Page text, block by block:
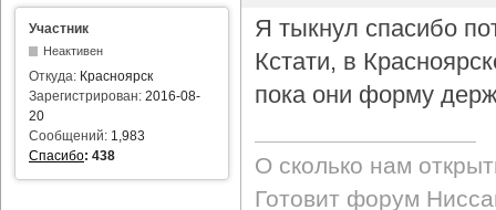
Участник
Неактивен
Откуда: Красноярск
Зарегистрирован: 2016-08-
20
Сообщений: 1,983
Спасибо: 438
Я тыкнул спасибо
Кстати, в
пока они форму
О сколько нам
Готовит форум